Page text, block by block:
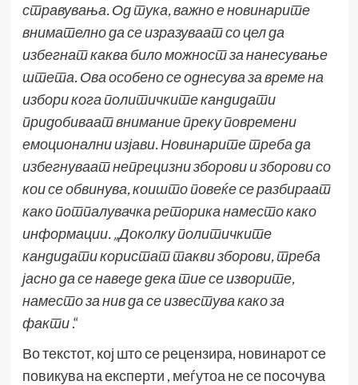
стравувања. Од тука, важно е новинарите
внимателно да се изразуваат со цел да
избегнат каква било можност за нанесување
штета. Ова особено се однесува за време на
избори кога политичките кандидати
придобиваат внимание преку повремени
емоционални изјави. Новинарите треба да
избегнуваат непрецизни зборови и зборови со
кои се обвинува, коишто повеќе се разбираат
како потпалувачка реторика наместо како
информации. „Доколку политичките
кандидати користат такви зборови, треба
јасно да се наведедека тие се изворите,
наместо за нив да се известува како за
факти.“
Во текстот, кој што се рецензира, новинарот се
повикува на експерти , меѓутоа не се посочува